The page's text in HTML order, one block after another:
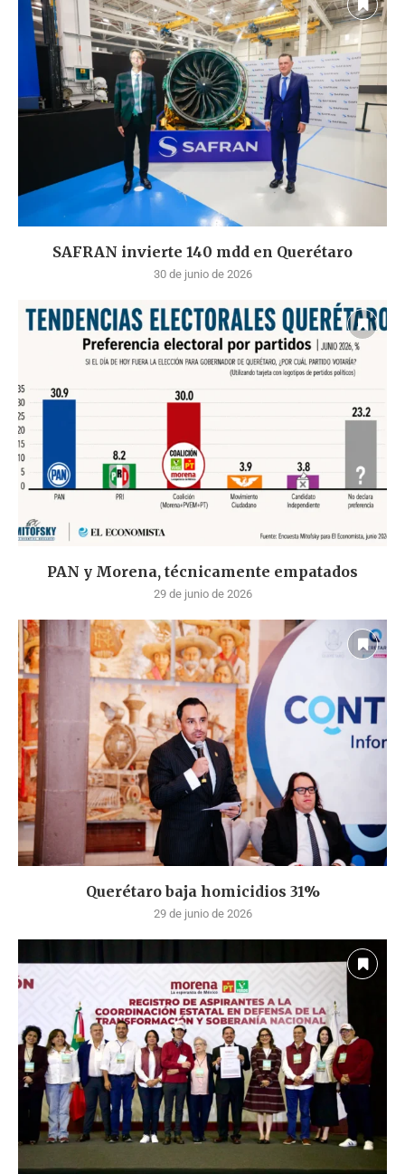
SAFRAN invierte 140 mdd en Querétaro
30 de junio de 2026
PAN y Morena, técnicamente empatados
29 de junio de 2026
Querétaro baja homicidios 31%
29 de junio de 2026